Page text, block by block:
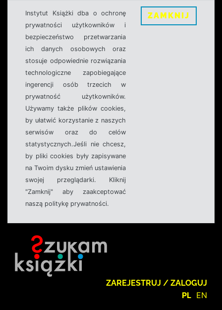
Instytut Książki dba o ochronę
prywatności użytkowników i
bezpieczeństwo przetwarzania
ich danych osobowych oraz
stosuje odpowiednie rozwiązania
technologiczne zapobiegające
ingerencji osób trzecich w
prywatność użytkowników.
Używamy także plików cookies,
by ułatwić korzystanie z naszych
serwisów oraz do celów
statystycznych.Jeśli nie chcesz,
by pliki cookies były zapisywane
na Twoim dysku zmień ustawienia
swojej przeglądarki. Kliknij
"Zamknij" aby zaakceptować
naszą politykę prywatności.
ZAMKNIJ
ZAREJESTRUJ / ZALOGUJ
PL EN